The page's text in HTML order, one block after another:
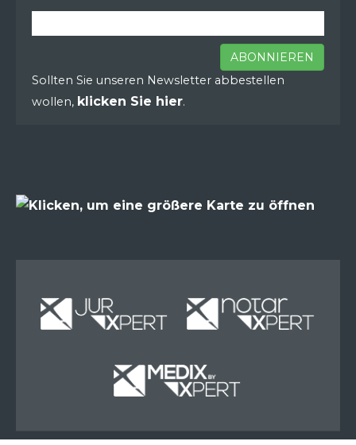
ABONNIEREN
Sollten Sie unseren Newsletter abbestellen
wollen, klicken Sie hier.
Miete Miete
Miete